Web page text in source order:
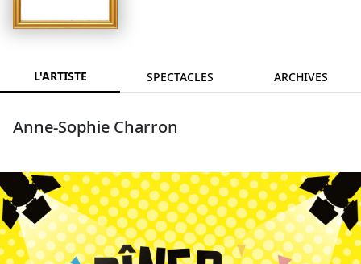
L'ARTISTE SPECTACLES ARCHIVES
Anne-Sophie Charron